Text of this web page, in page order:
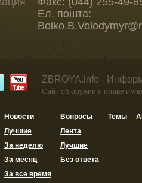
Ел. пошта:
ZBROYA.info -
Сайт об оружии и праве им
Новости
Лучшие
За неделю
За месяц
За все время
Вопросы
Лента
Лучшие
Без ответа
Темы